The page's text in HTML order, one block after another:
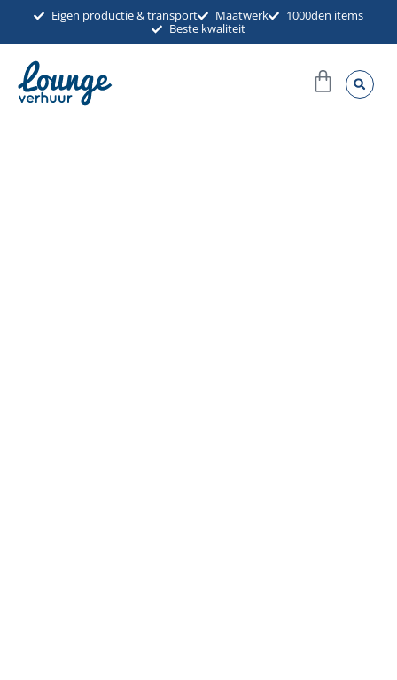
inhoud
Eigen productie & transport Maatwerk
1000den items
Beste kwaliteit